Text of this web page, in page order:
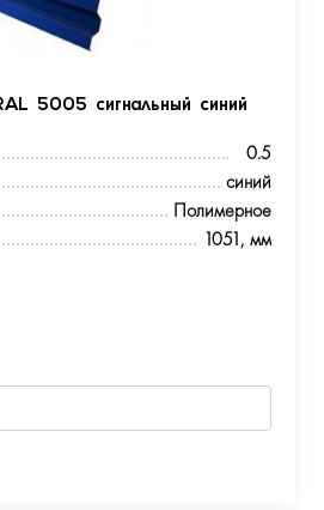
5005 сигнальный синий
0.5
синий
Полимерное
1051, мм